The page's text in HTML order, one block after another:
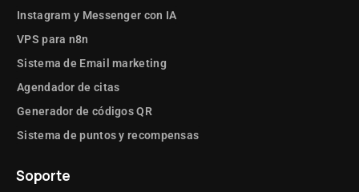
Instagram y Messenger con IA
VPS para n8n
Sistema de Email marketing
Agendador de citas
Generador de códigos QR
Sistema de puntos y recompensas
Soporte